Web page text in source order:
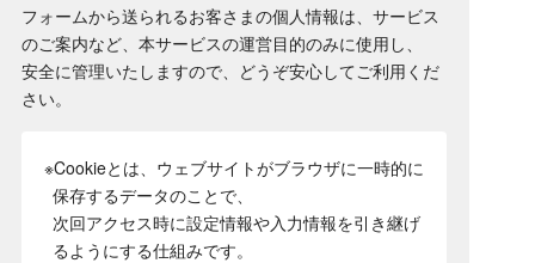
フォームから送られるお客さまの個人情報は、サービス
のご案内など、本サービスの運営目的のみに使用し、
安全に管理いたしますので、どうぞ安心してご利用くだ
さい。
※Cookieとは、ウェブサイトがブラウザに一時的に
保存するデータのことで、
次回アクセス時に設定情報や入力情報を引き継げ
るようにする仕組みです。